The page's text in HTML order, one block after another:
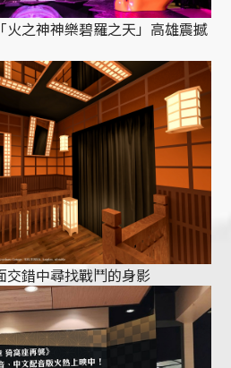
火之神神樂碧羅之天」高雄震撼
交錯中尋找戰鬥的身影